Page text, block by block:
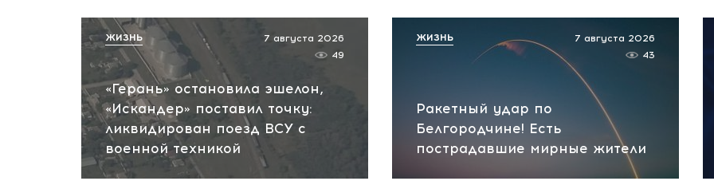
«Герань» остановила эшелон,
«Искандер» поставил точку:
ликвидирован поезд ВСУ с
военной техникой
7 августа 2026
49
ЖИЗНЬ
Ракетный удар по
Белгородчине! Есть
пострадавшие мирные жители
7 августа 2026
43
ЖИЗНЬ